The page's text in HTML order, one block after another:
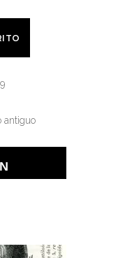
antiguo